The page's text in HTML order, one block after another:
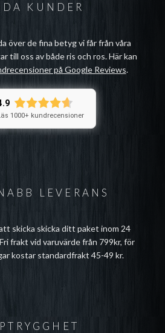
LEVERANS
skicka skicka ditt paket inom 24
frakt vid varuvärde från 799kr, för
kostar standardfrakt 45-49 kr.
KUNDER
över de fina betyg vi får från våra
till oss av både ris och ros. Här kan
på Google Reviews.
1000+ kundrecensioner